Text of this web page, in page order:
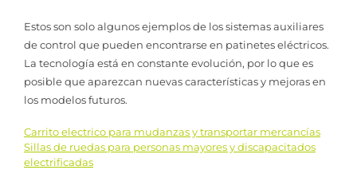
Estos son solo algunos ejemplos de los sistemas auxiliares
de control que pueden encontrarse en patinetes eléctricos.
La tecnología está en constante evolución, por lo que es
posible que aparezcan nuevas características y mejoras en
los modelos futuros.
Navegación
Carrito electrico para mudanzas y transportar mercancías
Sillas de ruedas para personas mayores y discapacitados
electrificadas